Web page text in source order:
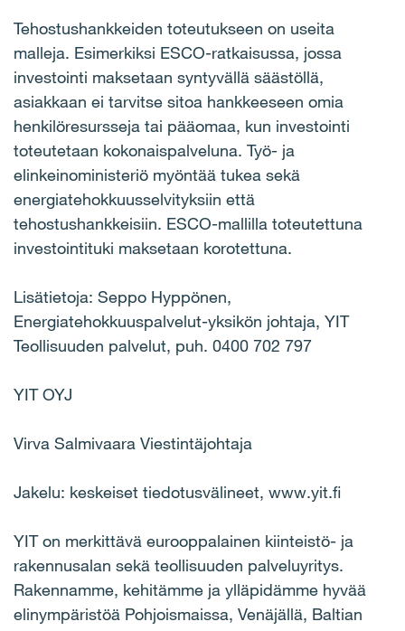
Tehostushankkeiden toteutukseen on useita
malleja. Esimerkiksi ESCO-ratkaisussa, jossa
investointi maksetaan syntyvällä säästöllä,
asiakkaan ei tarvitse sitoa hankkeeseen omia
henkilöresursseja tai pääomaa, kun investointi
toteutetaan kokonaispalveluna. Työ- ja
elinkeinoministeriö myöntää tukea sekä
energiatehokkuusselvityksiin että
tehostushankkeisiin. ESCO-mallilla toteutettuna
investointituki maksetaan korotettuna.
Lisätietoja: Seppo Hyppönen,
Energiatehokkuuspalvelut-yksikön johtaja, YIT
Teollisuuden palvelut, puh. 0400 702 797
YIT OYJ
Virva Salmivaara Viestintäjohtaja
Jakelu: keskeiset tiedotusvälineet, www.yit.fi
YIT on merkittävä eurooppalainen kiinteistö- ja
rakennusalan sekä teollisuuden palveluyritys.
Rakennamme, kehitämme ja ylläpidämme hyvää
elinympäristöä Pohjoismaissa, Venäjällä, Baltian